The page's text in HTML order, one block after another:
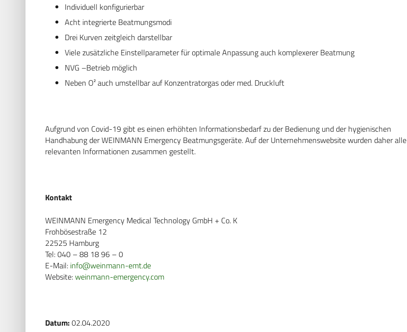
Individuell konfigurierbar
Acht integrierte Beatmungsmodi
Drei Kurven zeitgleich darstellbar
Viele zusätzliche Einstellparameter für optimale Anpassung auch komplexerer Beatmung
NVG –Betrieb möglich
Neben O² auch umstellbar auf Konzentratorgas oder med. Druckluft
Aufgrund von Covid-19 gibt es einen erhöhten Informationsbedarf zu der Bedienung und der hygienischen
Handhabung der WEINMANN Emergency Beatmungsgeräte. Auf der Unternehmenswebsite wurden daher alle
relevanten Informationen zusammen gestellt.
Kontakt
WEINMANN Emergency Medical Technology GmbH + Co. K
Frohbösestraße 12
22525 Hamburg
Tel: 040 – 88 18 96 – 0
E-Mail: info@weinmann-emt.de
Website:weinmann-emergency.com
Datum:02.04.2020